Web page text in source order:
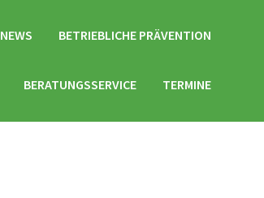
NEWS BETRIEBLICHE PRÄVENTION
BERATUNGSSERVICE TERMINE